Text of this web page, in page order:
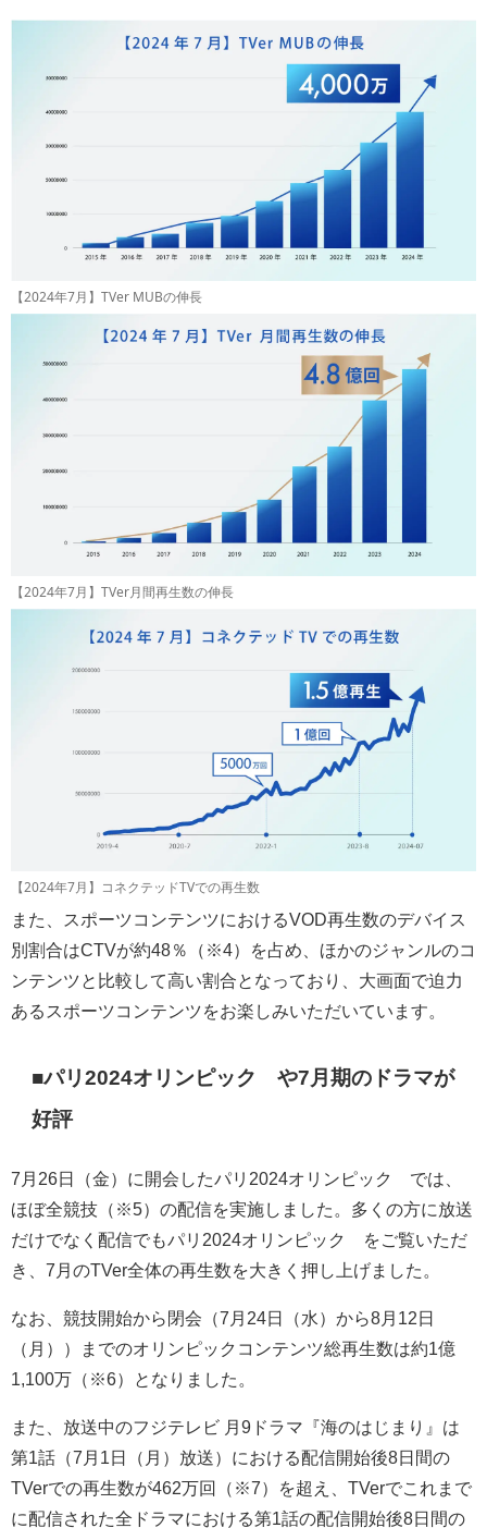
【2024年7月】TVer MUBの伸長
【2024年7月】TVer月間再生数の伸長
【2024年7月】コネクテッドTVでの再生数
また、スポーツコンテンツにおけるVOD再生数のデバイス
別割合はCTVが約48％（※4）を占め、ほかのジャンルのコ
ンテンツと比較して高い割合となっており、大画面で迫力
あるスポーツコンテンツをお楽しみいただいています。
■パリ2024オリンピック™や7月期のドラマが
好評
7月26日（金）に開会したパリ2024オリンピック™では、
ほぼ全競技（※5）の配信を実施しました。多くの方に放送
だけでなく配信でもパリ2024オリンピック™をご覧いただ
き、7月のTVer全体の再生数を大きく押し上げました。
なお、競技開始から閉会（7月24日（水）から8月12日
（月））までのオリンピックコンテンツ総再生数は約1億
1,100万（※6）となりました。
また、放送中のフジテレビ 月9ドラマ『海のはじまり』は
第1話（7月1日（月）放送）における配信開始後8日間の
TVerでの再生数が462万回（※7）を超え、TVerでこれまで
に配信された全ドラマにおける第1話の配信開始後8日間の